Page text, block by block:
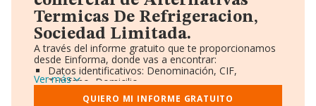
Termicas De Refrigeracion,
Sociedad Limitada.
A través del informe gratuito que te proporcionamos
desde Einforma, donde vas a encontrar:
Datos identificativos: Denominación, CIF,
Teléfono, Domicilio.
Informe Mercantil Completo (BORME).
Ver más
QUIERO MI INFORME GRATUITO